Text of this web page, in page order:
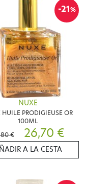
-21%
NUXE
HUILE PRODIGIEUSE OR
100ML
€
26,70 €
A LA CESTA